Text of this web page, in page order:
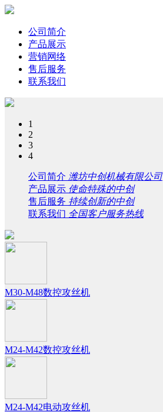
公司简介
产品展示
营销网络
售后服务
联系我们
1
2
3
4
公司简介 潍坊中创机械有限公司
产品展示 使命特殊的中创
售后服务 持续创新的中创
联系我们 全国客户服务热线
M30-M48数控攻丝机
M24-M42数控攻丝机
M24-M42电动攻丝机